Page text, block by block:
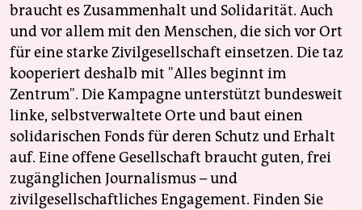
braucht es Zusammenhalt und Solidarität. Auch
und vor allem mit den Menschen, die sich vor Ort
für eine starke Zivilgesellschaft einsetzen. Die taz
kooperiert deshalb mit "Alles beginnt im
Zentrum". Die Kampagne unterstützt bundesweit
linke, selbstverwaltete Orte und baut einen
solidarischen Fonds für deren Schutz und Erhalt
auf. Eine offene Gesellschaft braucht guten, frei
zugänglichen Journalismus – und
zivilgesellschaftliches Engagement. Finden Sie